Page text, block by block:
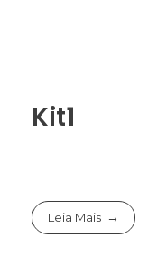
Kit1
Leia Mais